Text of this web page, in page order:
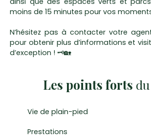
moins de 15 minutes pour vos
N’hésitez pas à contacter votre
pour obtenir plus d’informations et
d’exception ! 🗝🏡
Les points forts
Vie de plain-pied
Prestations